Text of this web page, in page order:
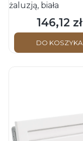
żaluzją, biała
Cena
146,12 zł
DO KOSZYKA